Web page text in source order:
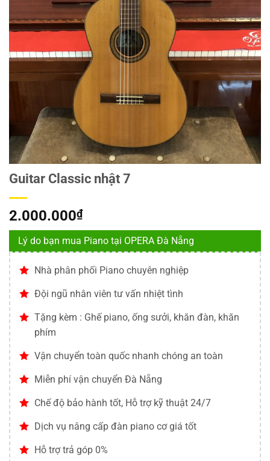
Guitar Classic nhật 7
2.000.000₫
Lý do bạn mua Piano tại OPERA Đà Nẵng
Nhà phân phối Piano chuyên nghiệp
Đội ngũ nhân viên tư vấn nhiệt tình
Tặng kèm : Ghế piano, ống sưởi, khăn đàn, khăn
phím
Vận chuyển toàn quốc nhanh chóng an toàn
Miễn phí vận chuyển Đà Nẵng
Chế độ bảo hành tốt, Hỗ trợ kỹ thuật 24/7
Dịch vụ nâng cấp đàn piano cơ giá tốt
Hỗ trợ trả góp 0%